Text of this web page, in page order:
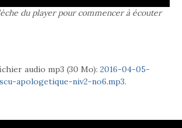
du player pour commencer à écouter
audio mp3 (30 Mo): 2016-04-05-
apologetique-niv2-no6.mp3.